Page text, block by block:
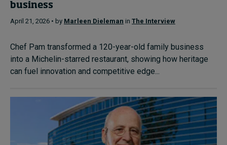
business
April 21, 2026 • by Marleen Dieleman in The Interview
Chef Pam transformed a 120-year-old family business
into a Michelin-starred restaurant, showing how heritage
can fuel innovation and competitive edge...